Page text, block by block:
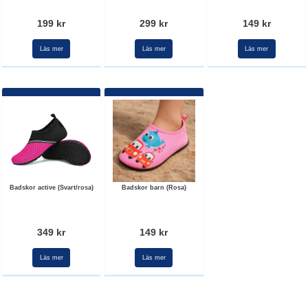
199 kr
Läs mer
299 kr
Läs mer
149 kr
Läs mer
Badskor active (Svart/rosa)
349 kr
Läs mer
Badskor barn (Rosa)
149 kr
Läs mer